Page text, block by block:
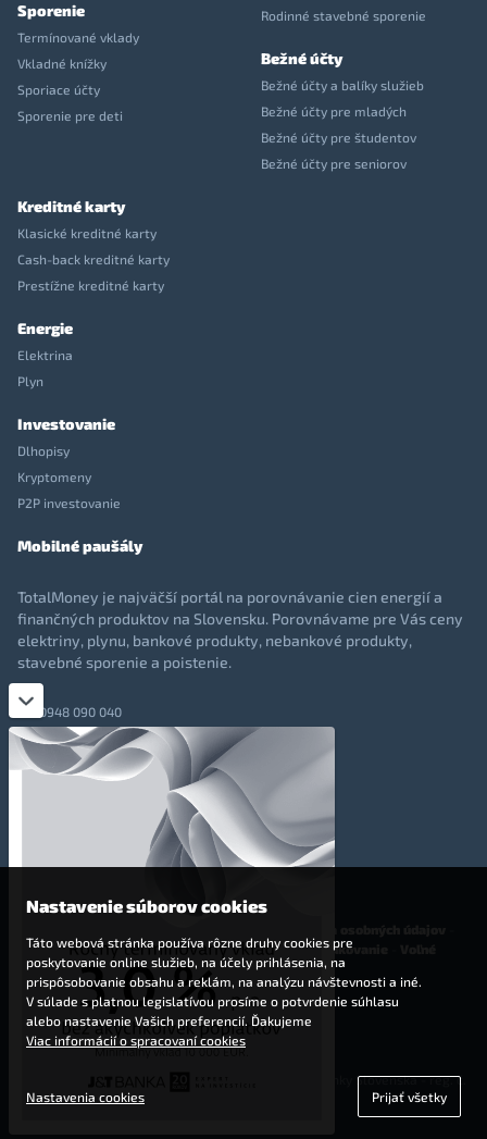
Sporenie
Termínované vklady
Vkladné knížky
Sporiace účty
Sporenie pre deti
Rodinné stavebné sporenie
Bežné účty
Bežné účty a balíky služieb
Bežné účty pre mladých
Bežné účty pre študentov
Bežné účty pre seniorov
Kreditné karty
Klasické kreditné karty
Cash-back kreditné karty
Prestížne kreditné karty
Energie
Elektrina
Plyn
Investovanie
Dlhopisy
Kryptomeny
P2P investovanie
Mobilné paušály
TotalMoney je najväčší portál na porovnávanie cien energií a
finančných produktov na Slovensku. Porovnávame pre Vás ceny
elektriny, plynu, bankové produkty, nebankové produkty,
stavebné sporenie a poistenie.
0948 090 040
+421 948 090 051
info@totalmoney.sk
Levočská 866, Poprad, 058 01
Cookies-Nastavenia cookies -Finančné sprostredkovanie
pracovné miesta
Affiliate - partnerský program
(samostatný finančný agent, povolenie Národnej banky Slovenska - reg. č.
127292)
Nastavenie súborov cookies
Táto webová stránka používa rôzne druhy cookies pre
poskytovanie online služieb, na účely prihlásenia, na
prispôsobovanie obsahu a reklám, na analýzu návštevnosti a iné.
V súlade s platnou legislatívou prosíme o potvrdenie súhlasu
alebo nastavenie Vašich preferencií. Ďakujeme
Viac informácií o spracovaní cookies
Nastavenia cookies Prijať všetky